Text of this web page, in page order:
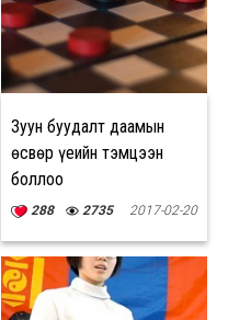
Зуун буудалт даамын
өсвөр үеийн тэмцээн
боллоо
288 2735 2017-02-20